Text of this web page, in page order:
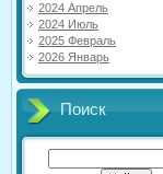
2024 Апрель
2024 Июль
2025 Февраль
2026 Январь
Поиск